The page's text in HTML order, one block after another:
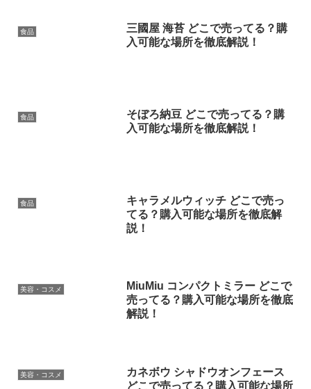
食品
三國屋 海苔 どこで売ってる？購
入可能な場所を徹底解説！
食品
そぼろ納豆 どこで売ってる？購
入可能な場所を徹底解説！
食品
キャラメルウィッチ どこで売っ
てる？購入可能な場所を徹底解
説！
美容・コスメ
MiuMiu コンパクトミラー どこで
売ってる？購入可能な場所を徹底
解説！
美容・コスメ
カネボウ シャドウオンフェース
どこで売ってる？購入可能な場所